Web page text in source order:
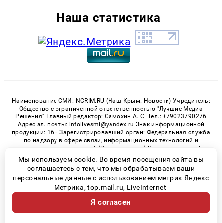
Наша статистика
Наименование СМИ: NCRIM.RU (Наш Крым. Новости) Учредитель:
Общество с ограниченной ответственностью "Лучшие Медиа
Решения" Главный редактор: Самохин А. С. Тел.: +79023790276
Адрес эл. почты: infolivesmi@yandex.ru Знак информационной
продукции: 16+ Зарегистрировавший орган: Федеральная служба
по надзору в сфере связи, информационных технологий и
массовых коммуникаций (Роскомнадзор) Регистрационный
номер СМИ ЭЛ № ФС 77 - 81150 от 02.06.2021
© 2026 «nCrim.ru» | Все права защищены
Возрастная категория сайта 16+
Политика конфиденциальности
Мы используем cookie. Во время посещения сайта вы
соглашаетесь с тем, что мы обрабатываем ваши
персональные данные с использованием метрик Яндекс
Метрика, top.mail.ru, LiveInternet.
Я согласен